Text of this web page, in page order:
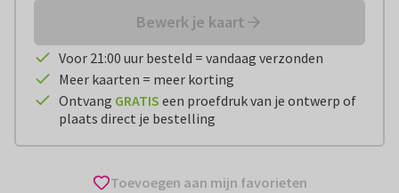
Bewerk je kaart
Voor 21:00 uur besteld = vandaag verzonden
Meer kaarten = meer korting
Ontvang GRATIS een proefdruk van je ontwerp of
plaats direct je bestelling
Toevoegen aan mijn favorieten